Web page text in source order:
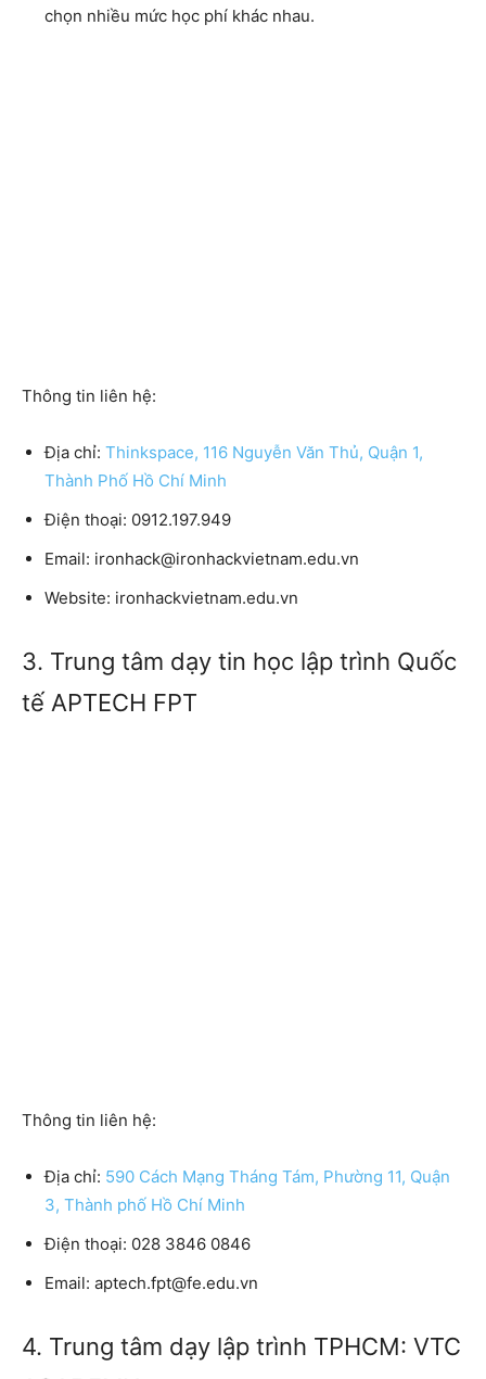
chọn nhiều mức học phí khác nhau.
Thông tin liên hệ:
Địa chỉ: Thinkspace, 116 Nguyễn Văn Thủ, Quận 1,
Thành Phố Hồ Chí Minh
Điện thoại: 0912.197.949
Email: ironhack@ironhackvietnam.edu.vn
Website: ironhackvietnam.edu.vn
3. Trung tâm dạy tin học lập trình Quốc
tế APTECH FPT
Thông tin liên hệ:
Địa chỉ: 590 Cách Mạng Tháng Tám, Phường 11, Quận
3, Thành phố Hồ Chí Minh
Điện thoại: 028 3846 0846
Email: aptech.fpt@fe.edu.vn
4. Trung tâm dạy lập trình TPHCM: VTC